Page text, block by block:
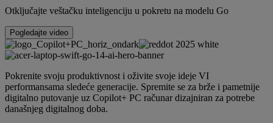
Otključajte veštačku inteligenciju u pokretu na modelu Go
Pogledajte video
Pokrenite svoju produktivnost i oživite svoje ideje VI
performansama sledeće generacije. Spremite se za brže i pametnije
digitalno putovanje uz Copilot+ PC računar dizajniran za potrebe
današnjeg digitalnog doba.